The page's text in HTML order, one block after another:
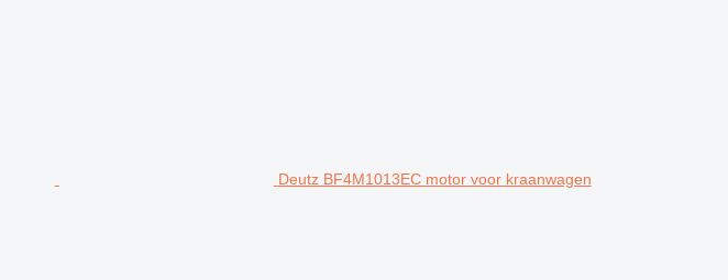
Deutz BF4M1013EC motor voor kraanwagen